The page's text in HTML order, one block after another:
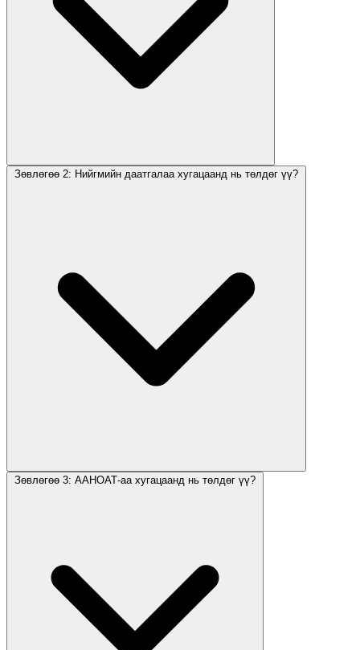
Зөвлөгөө 2: Нийгмийн даатгалаа хугацаанд нь төлдөг үү?
Зөвлөгөө 3: ААНОАТ-аа хугацаанд нь төлдөг үү?